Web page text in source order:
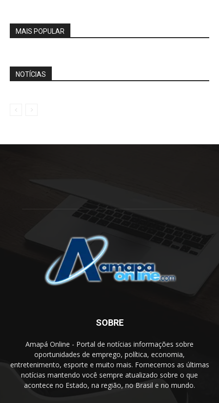
MAIS POPULAR
NOTÍCIAS
SOBRE
Amapá Online - Portal de notícias informações sobre
oportunidades de emprego, política, economia,
entretenimento, esporte e muito mais. Fornecemos as últimas
notícias mantendo você sempre atualizado sobre o que
acontece no Estado, na região, no Brasil e no mundo.